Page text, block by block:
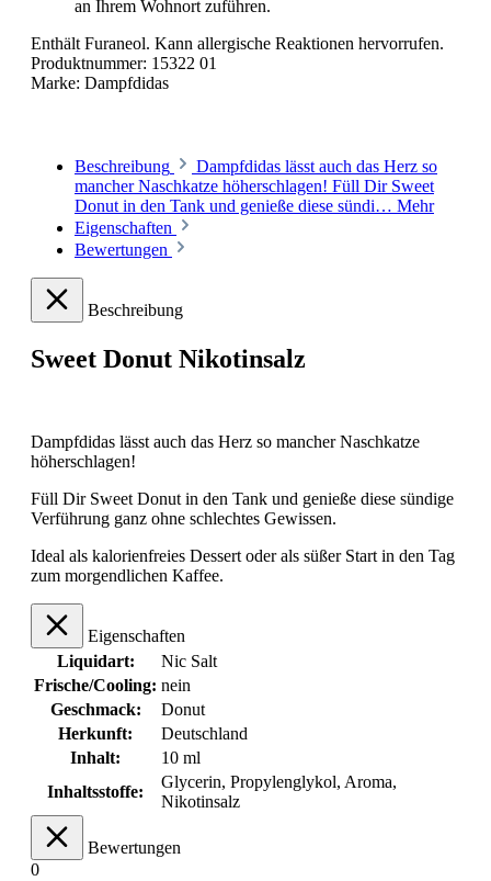
an Ihrem Wohnort zuführen.
Enthält Furaneol. Kann allergische Reaktionen hervorrufen.
Produktnummer: 15322 01
Marke: Dampfdidas
Beschreibung
Dampfdidas lässt auch das Herz so
mancher Naschkatze höherschlagen! Füll Dir Sweet
Donut in den Tank und genieße diese sündi… Mehr
Eigenschaften
Bewertungen
Beschreibung
Sweet Donut Nikotinsalz
Dampfdidas lässt auch das Herz so mancher Naschkatze
höherschlagen!
Füll Dir Sweet Donut in den Tank und genieße diese sündige
Verführung ganz ohne schlechtes Gewissen.
Ideal als kalorienfreies Dessert oder als süßer Start in den Tag
zum morgendlichen Kaffee.
Eigenschaften
Liquidart:
Nic Salt
Frische/Cooling: nein
Geschmack:
Donut
Herkunft:
Deutschland
Inhalt:
10 ml
Inhaltsstoffe:
Glycerin, Propylenglykol, Aroma,
Nikotinsalz
Bewertungen
0